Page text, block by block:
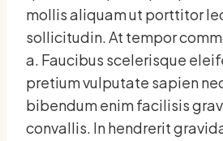
mollis aliquam ut porttitor
sollicitudin. At tempor
a. Faucibus scelerisque
pretium vulputate sapien
bibendum enim facilisis
convallis. In hendrerit